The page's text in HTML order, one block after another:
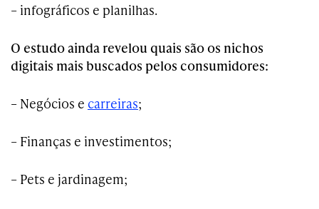
– infográficos e planilhas.
O estudo ainda revelou quais são os nichos
digitais mais buscados pelos consumidores:
– Negócios e carreiras;
– Finanças e investimentos;
– Pets e jardinagem;